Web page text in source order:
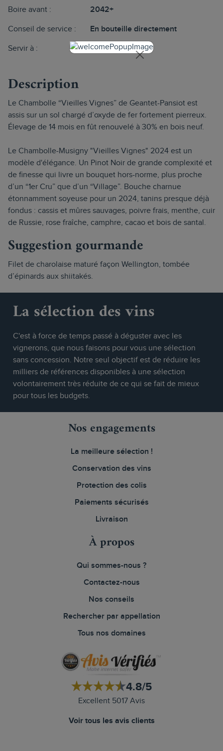
Boire avant : 2042+
Conseil de service : En bouteille directement
Servir à : 16-17°
Description
Le Chambolle “Vieilles Vignes” de Geantet-Pansiot est
assis sur un sol chargé d’oxyde de fer fortement pierreux.
Élevage de 14 mois en fût renouvelé à 30% en bois neuf.
Le Chambolle-Musigny "Vieilles Vignes" 2024 est un
modèle d'élégance. Un Pinot Noir de grande complexité et
de finesse qui livre un bouquet hors-norme, plus proche
d’un “1er Cru” que d’un “Village”. Bouche charnue
étonnamment soyeuse pour un 2024, tanins presque déjà
fondus : cassis et mûres sauvages, poivre frais, menthe, cuir
de Russie, rose fraîche, camphre, cacao et bois de santal.
Suggestion gourmande
Filet de charolaise maturé façon Wellington, tombée
d’épinards aux shiitakés.
La sélection des vins
C'est à force de temps passé à déguster avec les
vignerons, que nous faisons pour vous une sélection
sans concession. Notre seul objectif est de réduire les
milliers de références disponibles à une sélection
volontairement très réduite de ce qui se fait de mieux
pour tous les budgets.
Nos engagements
La meilleure sélection !
Conservation des vins
Protection des colis
Paiements sécurisés
Livraison
À propos
Qui sommes-nous ?
Contactez-nous
Nos conseils
Rechercher par appellation
Tous nos domaines
4.8/5
Excellent 5017 Avis
Voir tous les avis clients